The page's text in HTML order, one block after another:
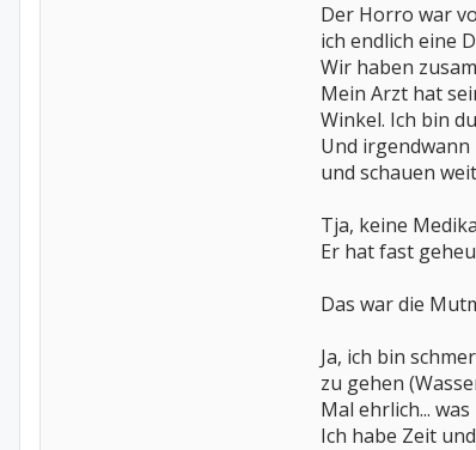
Der Horro war
ich endlich eine
Wir haben
Mein Arzt hat
Winkel. Ich bin
Und irgendwann
und schauen
Tja, keine
Er hat fast
Das war die
Ja, ich bin
zu gehen
Mal ehrlich...
Ich habe Zeit